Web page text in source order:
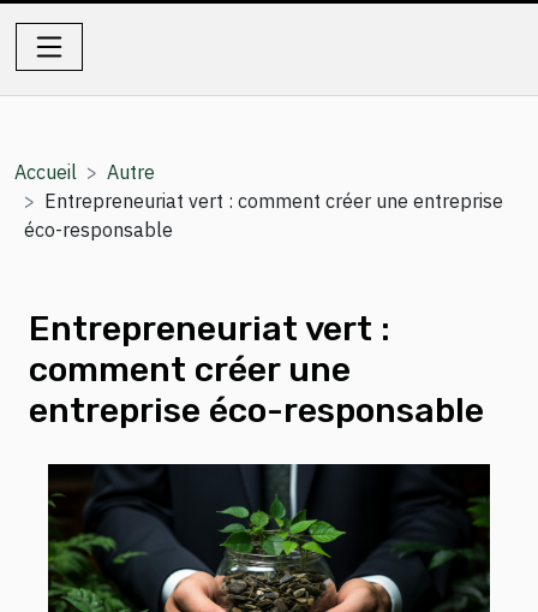
Accueil
Autre
Entrepreneuriat vert : comment créer une entreprise
éco-responsable
Entrepreneuriat vert :
comment créer une
entreprise éco-responsable